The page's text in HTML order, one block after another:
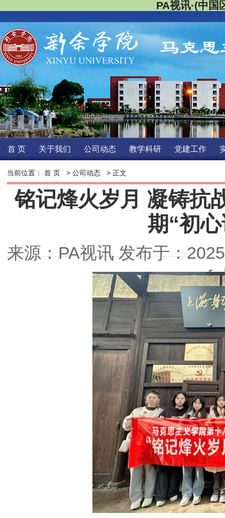
PA视讯·(中
首页 关于我们 公司动态 教学科研 党建工作
当前位置： 首页 > 公司动态 >正文
铭记烽火岁月凝铸抗
期“初
来源：PA视讯发布于：
[